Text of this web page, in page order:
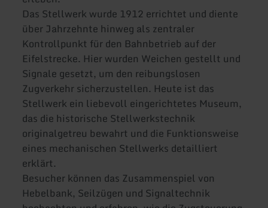
Das Stellwerk wurde 1912 errichtet und diente
über Jahrzehnte hinweg als zentraler
Kontrollpunkt für den Bahnbetrieb auf der
Eifelstrecke. Hier wurden Weichen gestellt und
Signale gesetzt, um den reibungslosen
Zugverkehr sicherzustellen. Heute ist das
Stellwerk ein liebevoll eingerichtetes Museum,
das die historische Stellwerkstechnik
originalgetreu bewahrt und die Funktionsweise
eines mechanischen Stellwerks detailliert
erklärt.
Besucher können das Zusammenspiel von
Hebelbank, Seilzügen und Signaltechnik